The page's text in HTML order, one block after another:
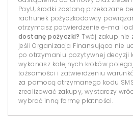
PayU, środki zostaną przekazane
rachunek pożyczkodawcy
otrzymasz potwierdzenie e-mail od
dostanę pożyczki? Twój zakup nie
jeśli Organizacja Finansująca nie
po otrzymaniu pozytywnej decyzji
wykonasz kolejnych kroków
tożsamości i zatwierdzeniu
za pomocą otrzymanego kodu
zrealizować zakupy, wystarczy
wybrać inną formę płatności.